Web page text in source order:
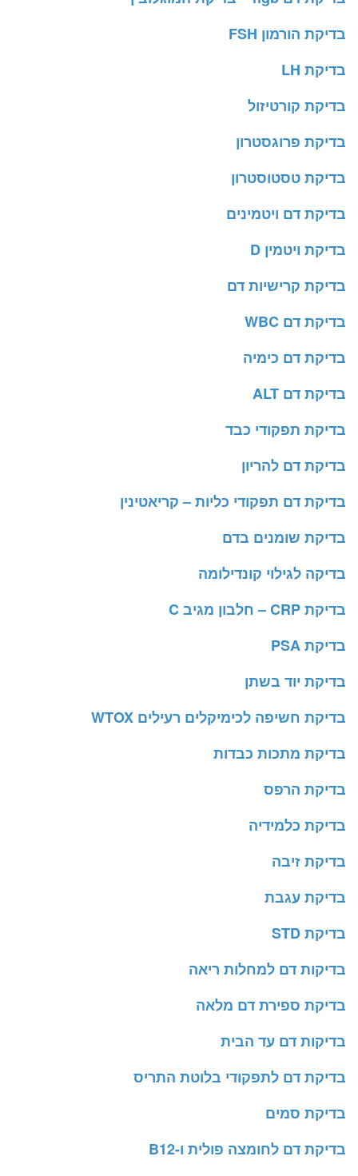
בדיקת הורמון FSH
בדיקת LH
בדיקת קורטיזול
בדיקת פרוגסטרון
בדיקת טסטוסטרון
בדיקת דם ויטמינים
בדיקת ויטמין D
בדיקת קרישיות דם
בדיקת דם WBC
בדיקת דם כימיה
בדיקת דם ALT
בדיקת תפקודי כבד
בדיקת דם להריון
בדיקת דם תפקודי כליות – קריאטינין
בדיקת שומנים בדם
בדיקה לגילוי קונדילומה
בדיקת CRP – חלבון מגיב C
בדיקת PSA
בדיקת יוד בשתן
בדיקת חשיפה לכימיקלים רעילים WTOX
בדיקת מתכות כבדות
בדיקת הרפס
בדיקת כלמידיה
בדיקת זיבה
בדיקת עגבת
בדיקת STD
בדיקות דם למחלות ריאה
בדיקת ספירת דם מלאה
בדיקות דם עד הבית
בדיקת דם לתפקודי בלוטת התריס
בדיקת סמים
בדיקת דם לחומצה פולית ו-B12